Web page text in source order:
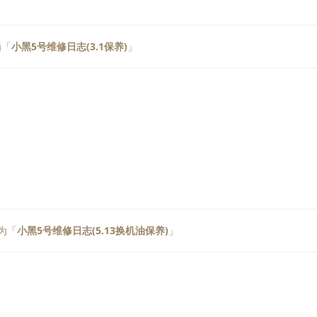
小黑5号维修日志(3.1保养) 」
「小黑5号维修日志(5.13换机油保养) 」